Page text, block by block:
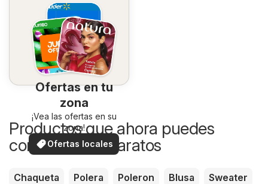
Ofertas en tu
zona
¡Vea las ofertas en su
zona!
Ofertas locales
Productos que ahora puedes
comprar más baratos
Chaqueta Polera Poleron Blusa
Sweater